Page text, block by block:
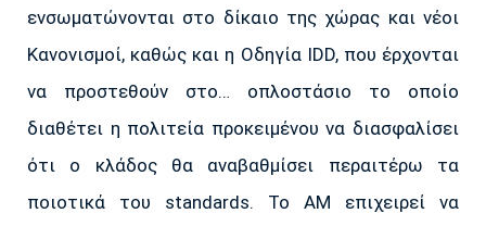
ενσωματώνονται στο δίκαιο της χώρας και νέοι
Κανονισμοί, καθώς και η Οδηγία IDD, που έρχονται
να προστεθούν στο… οπλοστάσιο το οποίο
διαθέτει η πολιτεία προκειμένου να διασφαλίσει
ότι ο κλάδος θα αναβαθμίσει περαιτέρω τα
ποιοτικά του standards. Το AM επιχειρεί να